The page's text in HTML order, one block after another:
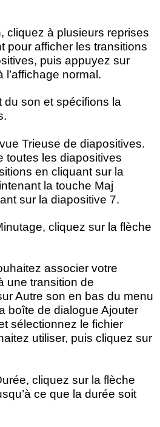
cliquez à plusieurs reprises
pour afficher les transitions
puis appuyez sur
normal.
du son et spécifions la
Trieuse de diapositives.
toutes les diapositives
en cliquant sur la
la touche Maj
sur la diapositive 7.
cliquez sur la flèche
associer votre
une transition de
Autre son en bas du menu
boîte de dialogue Ajouter
sélectionnez le fichier
utiliser, puis cliquez sur
cliquez sur la flèche
ce que la durée soit